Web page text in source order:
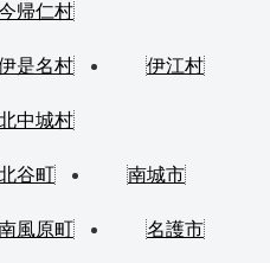
帰仁村
是名村 伊江村
中城村
谷町 南城市
風原町 名護市